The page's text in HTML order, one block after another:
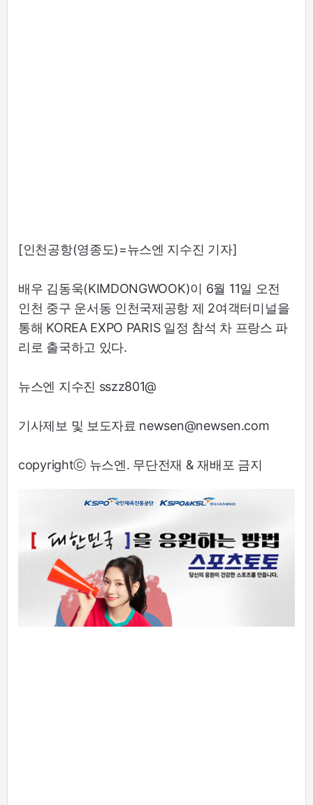
[인천공항(영종도)=뉴스엔 지수진 기자]
배우 김동욱(KIMDONGWOOK)이 6월 11일 오전
인천 중구 운서동 인천국제공항 제 2여객터미널을
통해 KOREA EXPO PARIS 일정 참석 차 프랑스 파
리로 출국하고 있다.
뉴스엔 지수진 sszz801@
기사제보 및 보도자료 newsen@newsen.com
copyrightⓒ 뉴스엔. 무단전재 & 재배포 금지